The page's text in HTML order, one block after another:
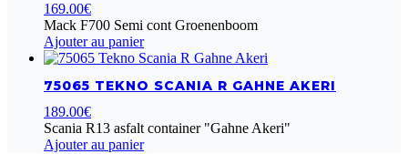
169.00€
Mack F700 Semi cont Groenenboom
Ajouter au panier
75065 TEKNO SCANIA R GAHNE AKERI
189.00€
Scania R13 asfalt container "Gahne Akeri"
Ajouter au panier